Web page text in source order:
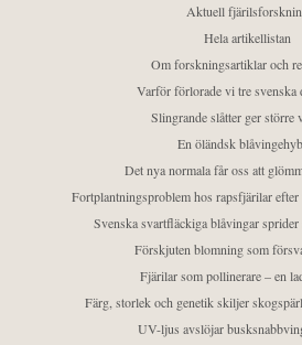
Aktuell
Hela artikellistan
Om forskningsartiklar och
Varför förlorade vi tre svenska
Slingrande slåtter ger större
En öländsk
Det nya normala får oss att
Fortplantningsproblem hos rapsfjärilar efter
Svenska svartfläckiga blåvingar
Förskjuten blomning som
Fjärilar som pollinerare – en
Färg, storlek och genetik skiljer
UV-ljus avslöjar